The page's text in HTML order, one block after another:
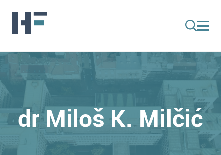
dr Miloš K. Milčić